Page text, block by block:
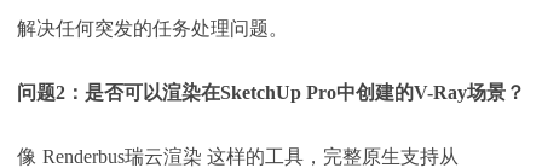
解决任何突发的任务处理问题。
问题2：是否可以渲染在SketchUp Pro中创建的V-Ray场景？
像 Renderbus瑞云渲染 这样的工具，完整原生支持从